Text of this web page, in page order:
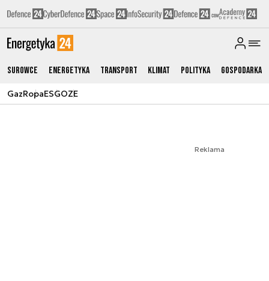
Surowce Energetyka Transport Klimat Polityka Gospodarka
GazRopaESGOZE
Reklama